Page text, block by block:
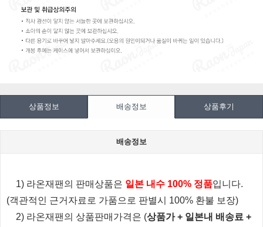
상품정보 배송정보 상품후기
배송정보
1) 라온재팬의 판매상품은 일본 내수 100% 정품입니다.
(객관적인 근거자료로 가품으로 판별시 100% 환불 보장)
2) 라온재팬의 상품판매가격은 (상품가 + 일본내 배송료 +